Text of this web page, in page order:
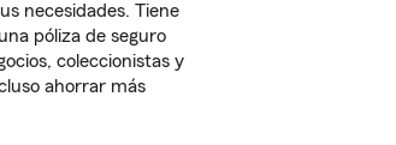
necesidades. Tiene
póliza de seguro
coleccionistas y
ahorrar más